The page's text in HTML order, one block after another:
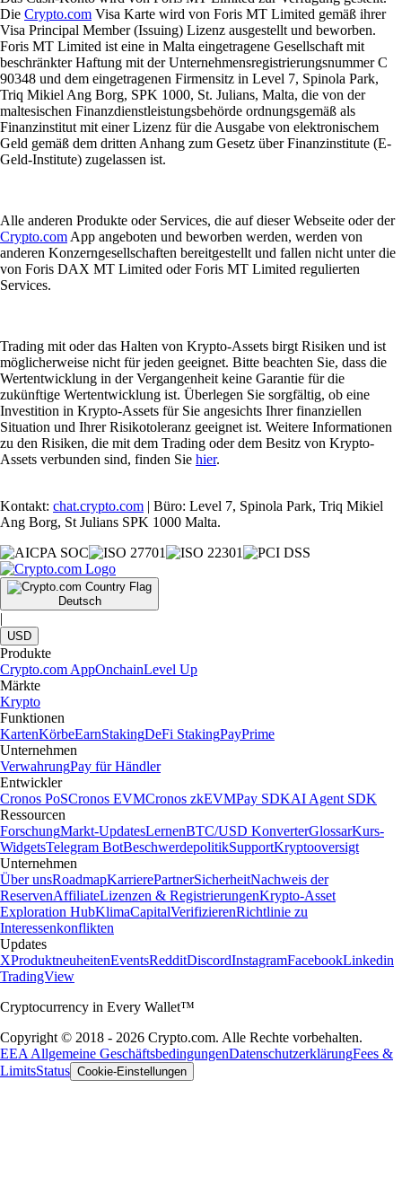
Die Crypto.com Visa Karte wird von Foris MT Limited gemäß ihrer
Visa Principal Member (Issuing) Lizenz ausgestellt und beworben.
Foris MT Limited ist eine in Malta eingetragene Gesellschaft mit
beschränkter Haftung mit der Unternehmensregistrierungsnummer C
90348 und dem eingetragenen Firmensitz in Level 7, Spinola Park,
Triq Mikiel Ang Borg, SPK 1000, St. Julians, Malta, die von der
maltesischen Finanzdienstleistungsbehörde ordnungsgemäß als
Finanzinstitut mit einer Lizenz für die Ausgabe von elektronischem
Geld gemäß dem dritten Anhang zum Gesetz über Finanzinstitute (E-
Geld-Institute) zugelassen ist.
Alle anderen Produkte oder Services, die auf dieser Webseite oder der
Crypto.com App angeboten und beworben werden, werden von
anderen Konzerngesellschaften bereitgestellt und fallen nicht unter die
von Foris DAX MT Limited oder Foris MT Limited regulierten
Services.
Trading mit oder das Halten von Krypto-Assets birgt Risiken und ist
möglicherweise nicht für jeden geeignet. Bitte beachten Sie, dass die
Wertentwicklung in der Vergangenheit keine Garantie für die
zukünftige Wertentwicklung ist. Überlegen Sie sorgfältig, ob eine
Investition in Krypto-Assets für Sie angesichts Ihrer finanziellen
Situation und Ihrer Risikotoleranz geeignet ist. Weitere Informationen
zu den Risiken, die mit dem Trading oder dem Besitz von Krypto-
Assets verbunden sind, finden Sie hier.
Kontakt: chat.crypto.com | Büro: Level 7, Spinola Park, Triq Mikiel
Ang Borg, St Julians SPK 1000 Malta.
Deutsch
|
USD
Produkte
Crypto.com AppOnchainLevel Up
Märkte
Krypto
Funktionen
KartenKörbeEarnStakingDeFi StakingPayPrime
Unternehmen
VerwahrungPay für Händler
Entwickler
Cronos PoSCronos EVMCronos zkEVMPay SDKAI Agent SDK
Ressourcen
ForschungMarkt-UpdatesLernenBTC/USD KonverterGlossarKurs-
WidgetsTelegram BotBeschwerdepolitikSupportKryptooversigt
Unternehmen
Über unsRoadmapKarrierePartnerSicherheitNachweis der
ReservenAffiliateLizenzen & RegistrierungenKrypto-Asset
Exploration HubKlimaCapitalVerifizierenRichtlinie zu
Interessenkonflikten
Updates
XProduktneuheitenEventsRedditDiscordInstagramFacebookLinkedin
TradingView
Cryptocurrency in Every Wallet™
Copyright © 2018 - 2026 Crypto.com. Alle Rechte vorbehalten.
EEA Allgemeine GeschäftsbedingungenDatenschutzerklärungFees &
LimitsStatus Cookie-Einstellungen